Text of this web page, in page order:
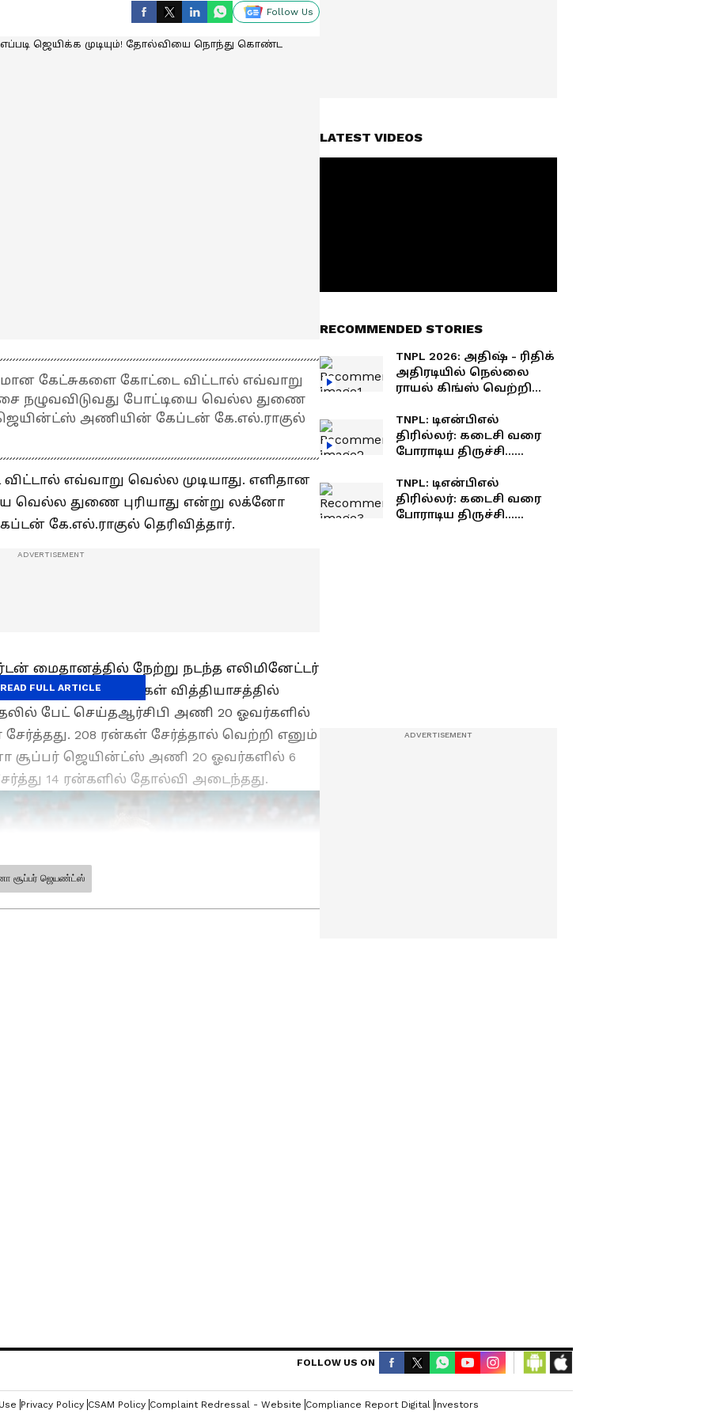
Follow Us
கேட்சுகளை கோட்டை விட்டால் எவ்வாறு
நழுவவிடுவது போட்டியை வெல்ல துணை
ஜெயின்ட்ஸ் அணியின் கேப்டன் கே.எல்.ராகுல்
எவ்வாறு வெல்ல முடியாது. எளிதான
வெல்ல துணை புரியாது என்று லக்னோ
கே.எல்.ராகுல் தெரிவித்தார்.
மைதானத்தில் நேற்று நடந்த எலிமினேட்டர்
அணியை 14 ரன்கள் வித்தியாசத்தில்
பேட் செய்தஆர்சிபி அணி 20 ஓவர்களில்
சேர்த்தது. 208 ரன்கள் சேர்த்தால் வெற்றி எனும்
ஜெயின்ட்ஸ் அணி 20 ஓவர்களில் 6
14 ரன்களில் தோல்வி அடைந்தது.
READ FULL ARTICLE
உலகின்
சூப்பர் ஜெயண்ட்ஸ்
LATEST VIDEOS
RECOMMENDED STORIES
TNPL 2026: அதிஷ் - ரிதிக்
அதிரடியில் நெல்லை
ராயல் கிங்ஸ் வெற்றி...
TNPL: டிஎன்பிஎல்
திரில்லர்: கடைசி வரை
போராடிய திருச்சி...
மதுரை!
TNPL: டிஎன்பிஎல்
திரில்லர்: கடைசி வரை
போராடிய திருச்சி...
FOLLOW US ON
Privacy Policy CSAM Policy Complaint Redressal - Website Compliance Report Digital Investors